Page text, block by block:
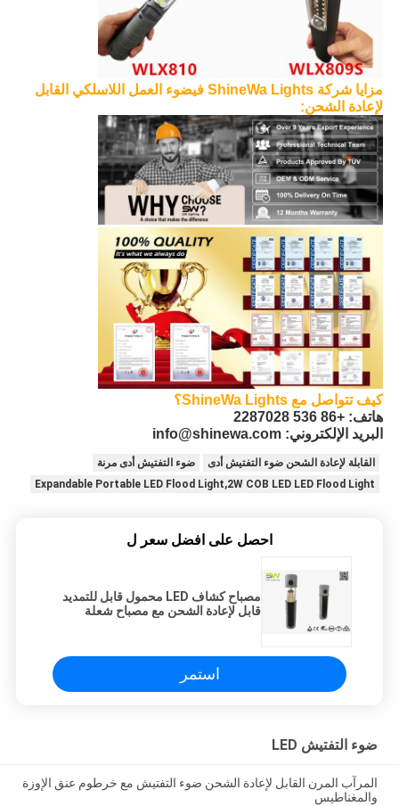
مزايا شركة ShineWa Lights في
ضوء العمل اللاسلكي القابل
لإعادة الشحن:
كيف تتواصل مع ShineWa Lights؟
هاتف: +86 536 2287028
البريد الإلكتروني: info@shinewa.com
القابلة لإعادة الشحن ضوء التفتيش أدى
ضوء التفتيش أدى مرنة
Expandable Portable LED Flood Light,2W COB LED LED Flood Light
احصل على افضل سعر ل
مصباح كشاف LED محمول قابل للتمديد
قابل لإعادة الشحن مع مصباح شعلة
استمر
ضوء التفتيش LED
المرآب المرن القابل لإعادة الشحن ضوء التفتيش مع خرطوم عنق الإوزة
والمغناطيس